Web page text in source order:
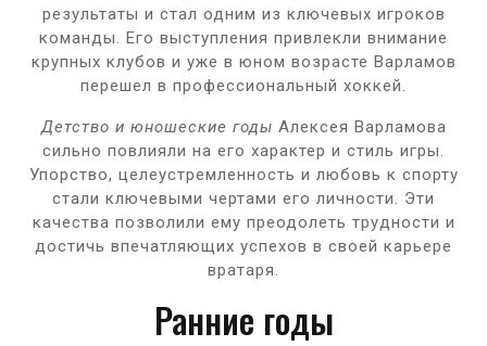
результаты и стал одним из ключевых игроков
команды. Его выступления привлекли внимание
крупных клубов и уже в юном возрасте Варламов
перешел в профессиональный хоккей.
Детство и юношеские годы Алексея Варламова
сильно повлияли на его характер и стиль игры.
Упорство, целеустремленность и любовь к спорту
стали ключевыми чертами его личности. Эти
качества позволили ему преодолеть трудности и
достичь впечатляющих успехов в своей карьере
вратаря.
Ранние годы